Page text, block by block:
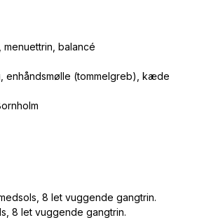
menuettrin, balancé
enhåndsmølle (tommelgreb), kæde
8 let vuggende gangtrin.
8 let vuggende gangtrin.